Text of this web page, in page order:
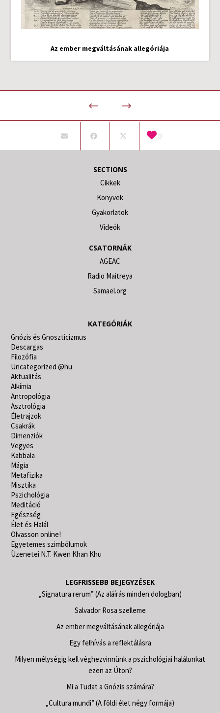
Az ember megváltásának allegóriája
0
SECTIONS
Cikkek
Könyvek
Gyakorlatok
Videók
CSATORNÁK
AGEAC
Radio Maitreya
Samael.org
KATEGÓRIÁK
Gnózis és Gnoszticizmus
Descargas
Filozófia
Uncategorized @hu
Aktualitás
Alkímia
Antropológia
Asztrológia
Életrajzok
Csakrák
Dimenziók
Vegyes
Kabbala
Mágia
Metafizika
Misztika
Pszichológia
Meditáció
Egészség
Élet és Halál
Olvasson online!
Egyetemes szimbólumok
Üzenetei N.T. Kwen Khan Khu
LEGFRISSEBB BEJEGYZÉSEK
„Signatura rerum” (Az aláírás minden dologban)
Salvador Rosa szelleme
Az ember megváltásának allegóriája
Egy felhívás a reflektálásra
Milyen mélységig kell véghezvinnünk a pszichológiai halálunkat
ezen az Úton?
Mi a Tudat a Gnózis számára?
„Cultura mundi” (A földi élet négy formája)